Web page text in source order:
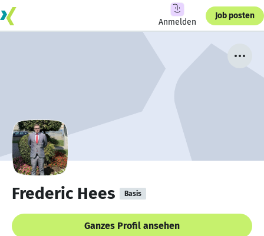
Anmelden
Job posten
Frederic Hees Basis
Ganzes Profil ansehen